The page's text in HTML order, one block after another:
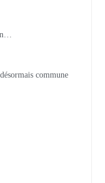
commune